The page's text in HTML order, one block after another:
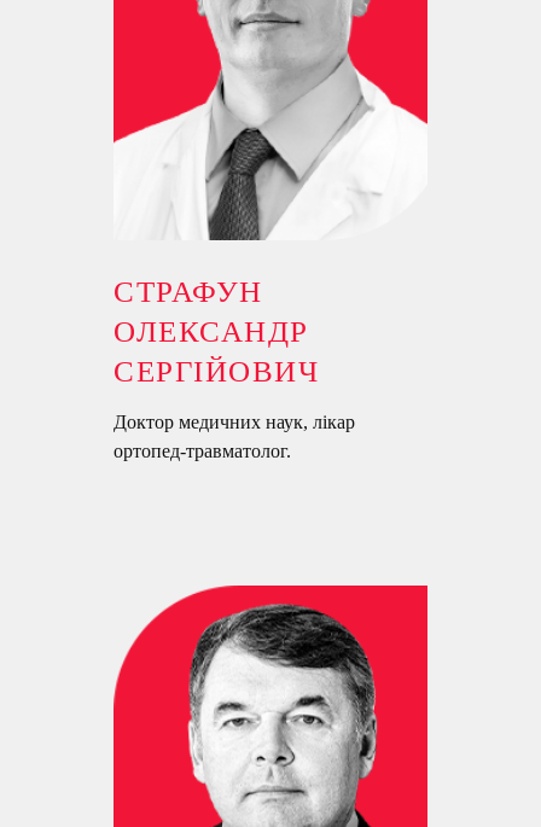
СТРАФУН
ОЛЕКСАНДР
СЕРГІЙОВИЧ
Доктор медичних наук, лікар
ортопед-травматолог.